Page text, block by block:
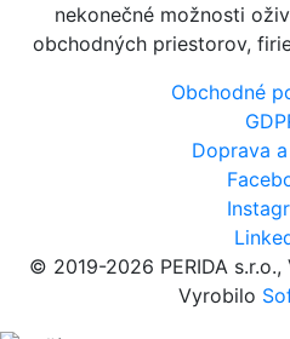
nekonečné možnosti
obchodných priestorov,
Obchodné
Doprava
© 2019-2026 PERIDA
Vyrobilo